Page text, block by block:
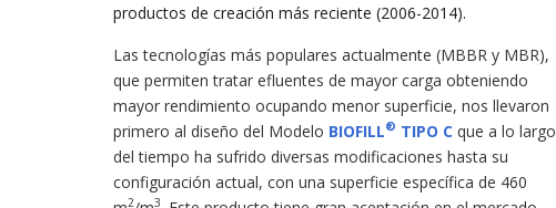
productos de creación más reciente (2006-2014).
Las tecnologías más populares actualmente (MBBR y MBR),
que permiten tratar efluentes de mayor carga obteniendo
mayor rendimiento ocupando menor superficie, nos llevaron
primero al diseño del Modelo BIOFILL® TIPO C que a lo largo
del tiempo ha sufrido diversas modificaciones hasta su
configuración actual, con una superficie específica de 460
2 3